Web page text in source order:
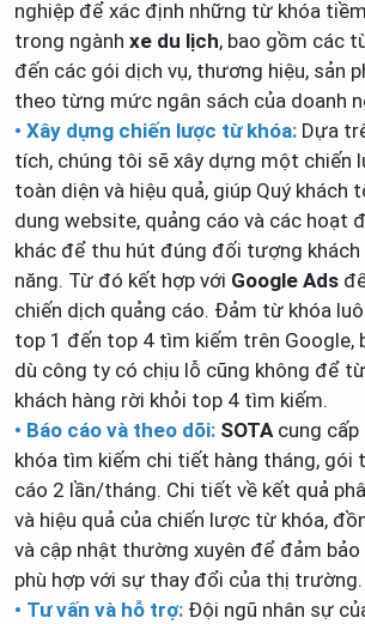
nghiệp để xác định những từ khóa
trong ngànhxe du lịch, bao gồm các
đến các gói dịch vụ, thương hiệu, sản
theo từng mức ngân sách của doanh
• Xây dựng chiến lược từ khóa: Dựa
tích, chúng tôi sẽ xây dựng một chiến
toàn diện và hiệu quả, giúp Quý khách
dung website, quảng cáo và các hoạt
khác để thu hút đúng đối tượng khách
năng. Từ đó kết hợp với Google Ads
chiến dịch quảng cáo. Đảm từ khóa
top 1 đến top 4 tìm kiếm trên Google,
dù công ty có chịu lỗ cũng không để
khách hàng rời khỏi top 4 tìm kiếm.
• Báo cáo và theo dõi: SOTAcung cấp
khóa tìm kiếm chi tiết hàng tháng, gói
cáo 2 lần/tháng. Chi tiết về kết quả
và hiệu quả của chiến lược từ khóa,
và cập nhật thường xuyên để đảm
phù hợp với sự thay đổi của thị trường.
• Tư vấn và hỗ trợ: Đội ngũ nhân sự